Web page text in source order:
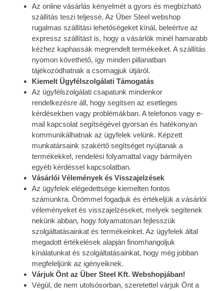
Az online vásárlás kényelmét a gyors és megbízható
szállítás teszi teljessé. Az Über Steel webshop
rugalmas szállítási lehetőségeket kínál, beleértve az
expressz szállítást is, hogy a vásárlók minél hamarabb
kézhez kaphassák megrendelt termékeiket. A szállítás
nyomon követhető, így minden pillanatban
tájékozódhatnak a csomagjuk útjáról.
Kiemelt Ügyfélszolgálati Támogatás
Az ügyfélszolgálati csapatunk mindenkor
rendelkezésre áll, hogy segítsen az esetleges
kérdésekben vagy problémákban. A telefonos vagy e-
mail kapcsolat segítségével gyorsan és hatékonyan
kommunikálhatnak az ügyfelek velünk. Képzett
munkatársaink szakértő segítséget nyújtanak a
termékekkel, rendelési folyamattal vagy bármilyen
egyéb kérdéssel kapcsolatban.
Vásárlói Vélemények és Visszajelzések
Az ügyfelek elégedettsége kiemelten fontos
számunkra. Örömmel fogadjuk és értékeljük a vásárlói
véleményeket és visszajelzéseket, melyek segítenek
nekünk abban, hogy folyamatosan fejlesszük
szolgáltatásainkat és termékeinket. Az ügyfelek által
megadott értékelések alapján finomhangoljuk
kínálatunkat és szolgáltatásainkat, hogy még jobban
megfeleljünk az igényeiknek.
Várjuk Önt az Über Steel Kft. Webshopjában!
Végül, de nem utolsósorban, szeretettel várjuk Önt a